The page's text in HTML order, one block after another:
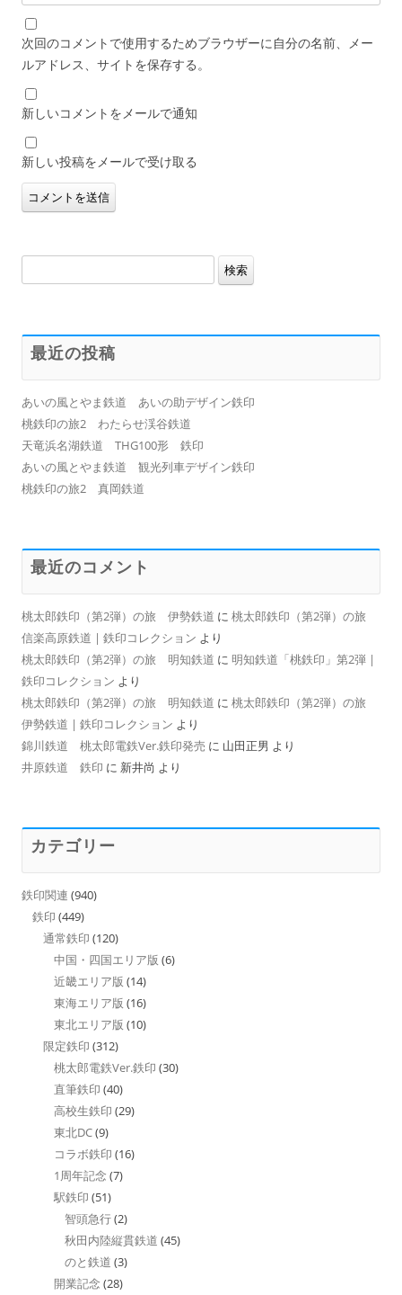
次回のコメントで使用するためブラウザーに自分の名前、メー
ルアドレス、サイトを保存する。
新しいコメントをメールで通知
新しい投稿をメールで受け取る
索:
最近の投稿
あいの風とやま鉄道 あいの助デザイン鉄印
桃鉄印の旅2 わたらせ渓谷鉄道
天竜浜名湖鉄道 THG100形 鉄印
あいの風とやま鉄道 観光列車デザイン鉄印
桃鉄印の旅2 真岡鉄道
最近のコメント
桃太郎鉄印（第2弾）の旅 伊勢鉄道 に 桃太郎鉄印（第2弾）の旅
信楽高原鉄道 | 鉄印コレクション より
桃太郎鉄印（第2弾）の旅 明知鉄道 に 明知鉄道「桃鉄印」第2弾 |
鉄印コレクション より
桃太郎鉄印（第2弾）の旅 明知鉄道 に 桃太郎鉄印（第2弾）の旅
伊勢鉄道 | 鉄印コレクション より
錦川鉄道 桃太郎電鉄Ver.鉄印発売 に 山田正男 より
井原鉄道 鉄印 に 新井尚 より
カテゴリー
鉄印関連 (940)
鉄印 (449)
通常鉄印 (120)
中国・四国エリア版 (6)
近畿エリア版 (14)
東海エリア版 (16)
東北エリア版 (10)
限定鉄印 (312)
桃太郎電鉄Ver.鉄印 (30)
直筆鉄印 (40)
高校生鉄印 (29)
東北DC(9)
コラボ鉄印 (16)
1周年記念 (7)
駅鉄印 (51)
智頭急行(2)
秋田内陸縦貫鉄道 (45)
のと鉄道 (3)
開業記念 (28)